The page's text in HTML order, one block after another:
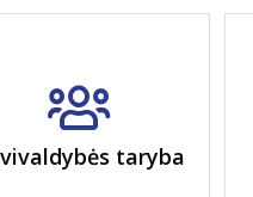
taryba